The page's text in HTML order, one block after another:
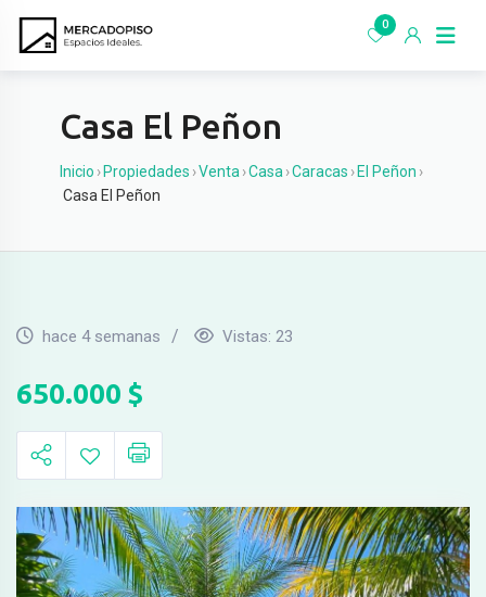
0
Casa El Peñon
Inicio › Propiedades ›Venta ›Casa ›Caracas › El Peñon ›
Casa El Peñon
hace 4 semanas Vistas: 23
650.000 $